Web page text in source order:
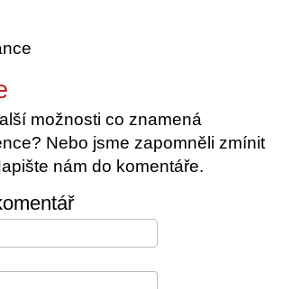
možnosti co znamená
Nebo jsme zapomněli zmínit
nám do komentáře.